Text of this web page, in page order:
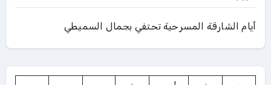
أيام الشارقة المسرحية تحتفي بجمال السميطي